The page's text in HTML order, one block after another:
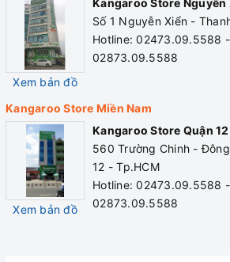
KG56A3 rất dễ dàng sử dụng, thỏa
nước của bạn, dù nước ấm buổi sáng,
khát hay nước nóng để pha chế đồ
Nóng nhanh – Lạnh
ứng mọi nhu cầu
Xem bản đồ
Kangaroo Store Nguyễn
Số 1 Nguyễn Xiển -
Hotline: 02473.09.5588
02873.09.5588
Kangaroo Store Miền Nam
Xem bản đồ
Kangaroo Store Quận 12
560 Trường Chinh -
12 - Tp.HCM
Hotline: 02473.09.5588
02873.09.5588